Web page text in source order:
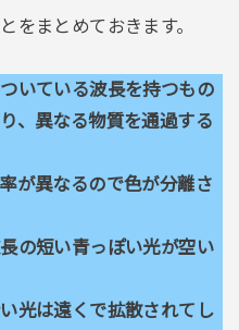
をまとめておきます。
いている波長を持つもの
、異なる物質を通過する
が異なるので色が分離さ
の短い青っぽい光が空い
光は遠くで拡散されてし